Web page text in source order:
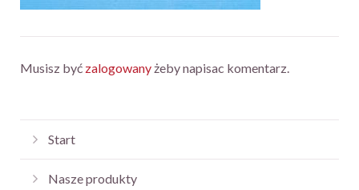
Musisz być zalogowanyżeby napisac komentarz.
Start
Nasze produkty